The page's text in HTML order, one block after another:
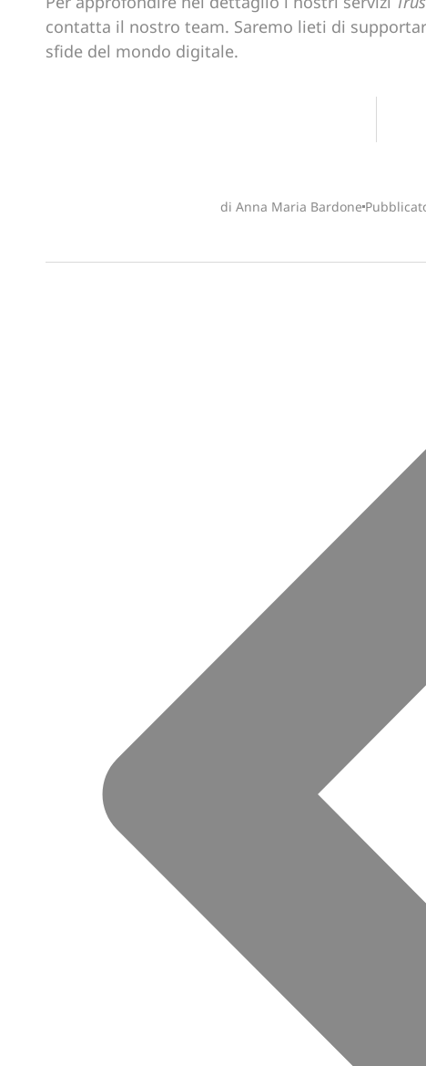
contatta il nostro team. Saremo lieti di
sfide del mondo digitale.
di Anna Maria Bardone